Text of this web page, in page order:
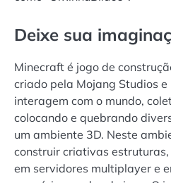
Deixe sua
Minecraft é jogo de
criado pela Mojang Studios e
interagem com o mundo,
colocando e quebrando
um ambiente 3D. Neste
construir criativas
em servidores multiplayer e